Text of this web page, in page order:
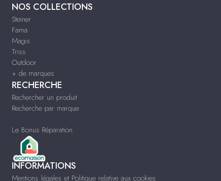
NOS COLLECTIONS
Steiner
Fama
Magis
Triss
Outdoor
+ de marques
RECHERCHE
Rechercher un produit
Recherche par marque
Le Bonus Réparation
INFORMATIONS
Mentions légales et Politique relative aux cookies